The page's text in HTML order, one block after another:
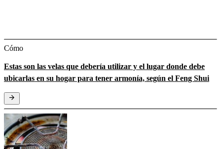
Cómo
Estas son las velas que debería utilizar y el lugar donde debe
ubicarlas en su hogar para tener armonía, según el Feng Shui